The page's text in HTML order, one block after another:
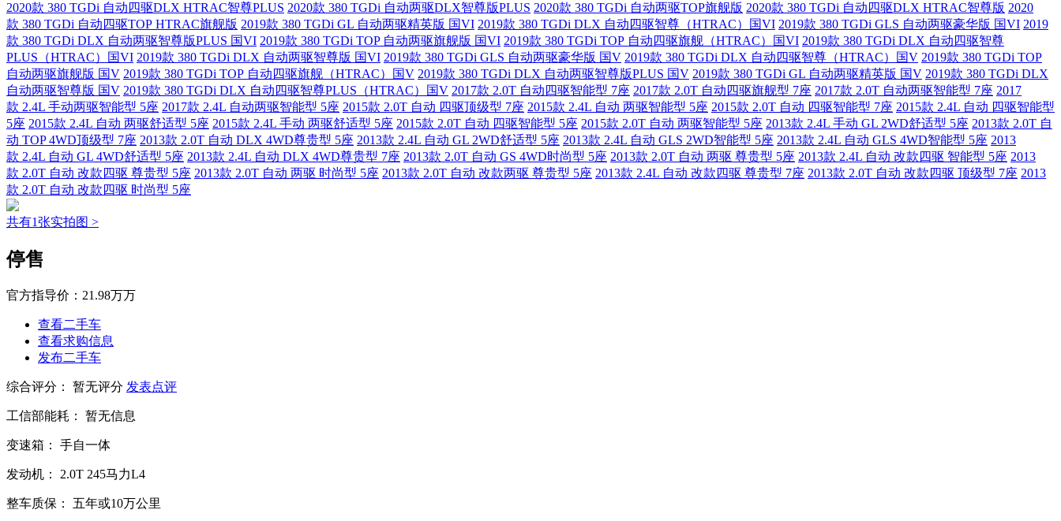
2020款 380 TGDi 自动四驱DLX HTRAC智尊PLUS 2020款 380 TGDi 自动两驱DLX智尊版PLUS 2020款 380 TGDi 自动两驱TOP旗舰版 2020款 380 TGDi 自动四驱DLX HTRAC智尊版 2020
款 380 TGDi 自动四驱TOP HTRAC旗舰版 2019款 380 TGDi GL 自动两驱精英版 国VI 2019款 380 TGDi DLX 自动四驱智尊（HTRAC）国VI 2019款 380 TGDi GLS 自动两驱豪华版 国VI 2019
款 380 TGDi DLX 自动两驱智尊版PLUS 国VI 2019款 380 TGDi TOP 自动两驱旗舰版 国VI 2019款 380 TGDi TOP 自动四驱旗舰（HTRAC）国VI 2019款 380 TGDi DLX 自动四驱智尊
PLUS（HTRAC）国VI 2019款 380 TGDi DLX 自动两驱智尊版 国VI 2019款 380 TGDi GLS 自动两驱豪华版 国V 2019款 380 TGDi DLX 自动四驱智尊（HTRAC）国V 2019款 380 TGDi TOP
自动两驱旗舰版 国V 2019款 380 TGDi TOP 自动四驱旗舰（HTRAC）国V 2019款 380 TGDi DLX 自动两驱智尊版PLUS 国V 2019款 380 TGDi GL 自动两驱精英版 国V 2019款 380 TGDi DLX
自动两驱智尊版 国V 2019款 380 TGDi DLX 自动四驱智尊PLUS（HTRAC）国V 2017款 2.0T 自动四驱智能型 7座 2017款 2.0T 自动四驱旗舰型 7座 2017款 2.0T 自动两驱智能型 7座 2017
款 2.4L 手动两驱智能型 5座 2017款 2.4L 自动两驱智能型 5座 2015款 2.0T 自动 四驱顶级型 7座 2015款 2.4L 自动 两驱智能型 5座 2015款 2.0T 自动 四驱智能型 7座 2015款 2.4L 自动 四驱智能型
5座 2015款 2.4L 自动 两驱舒适型 5座 2015款 2.4L 手动 两驱舒适型 5座 2015款 2.0T 自动 四驱智能型 5座 2015款 2.0T 自动 两驱智能型 5座 2013款 2.4L 手动 GL 2WD舒适型 5座 2013款 2.0T 自
动 TOP 4WD顶级型 7座 2013款 2.0T 自动 DLX 4WD尊贵型 5座 2013款 2.4L 自动 GL 2WD舒适型 5座 2013款 2.4L 自动 GLS 2WD智能型 5座 2013款 2.4L 自动 GLS 4WD智能型 5座 2013
款 2.4L 自动 GL 4WD舒适型 5座 2013款 2.4L 自动 DLX 4WD尊贵型 7座 2013款 2.0T 自动 GS 4WD时尚型 5座 2013款 2.0T 自动 两驱 尊贵型 5座 2013款 2.4L 自动 改款四驱 智能型 5座 2013
款 2.0T 自动 改款四驱 尊贵型 5座 2013款 2.0T 自动 两驱 时尚型 5座 2013款 2.0T 自动 改款两驱 尊贵型 5座 2013款 2.4L 自动 改款四驱 尊贵型 7座 2013款 2.0T 自动 改款四驱 顶级型 7座 2013
款 2.0T 自动 改款四驱 时尚型 5座
共有1张实拍图 >
停售
官方指导价： 21.98万万
查看二手车
查看求购信息
发布二手车
综合评分： 暂无评分 发表点评
工信部能耗： 暂无信息
变速箱： 手自一体
发动机： 2.0T 245马力L4
整车质保： 五年或10万公里